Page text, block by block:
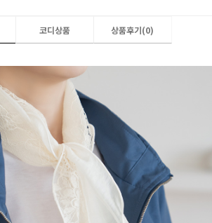
코디상품 상품후기(0)